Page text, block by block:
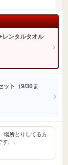
レンタルタオル
ット（9/30ま
場所とりしてる方
、、